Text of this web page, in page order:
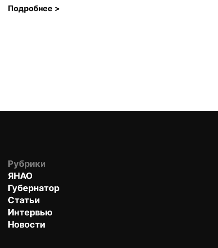
Подробнее >
Рубрики
ЯНАО
Губернатор
Статьи
Интервью
Новости